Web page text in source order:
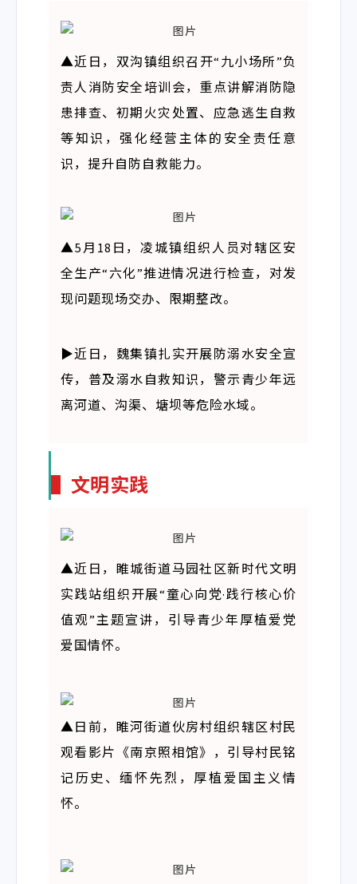
▲近日，双沟镇组织召开“九小场所”负
责人消防安全培训会，重点讲解消防隐
患排查、初期火灾处置、应急逃生自救
等知识，强化经营主体的安全责任意
识，提升自防自救能力。
▲5月18日，凌城镇组织人员对辖区安
全生产“六化”推进情况进行检查，对发
现问题现场交办、限期整改。
▶近日，魏集镇扎实开展防溺水安全宣
传，普及溺水自救知识，警示青少年远
离河道、沟渠、塘坝等危险水域。
文明实践
▲近日，睢城街道马园社区新时代文明
实践站组织开展“童心向党·践行核心价
值观”主题宣讲，引导青少年厚植爱党
爱国情怀。
▲日前，睢河街道伙房村组织辖区村民
观看影片《南京照相馆》，引导村民铭
记历史、缅怀先烈，厚植爱国主义情
怀。